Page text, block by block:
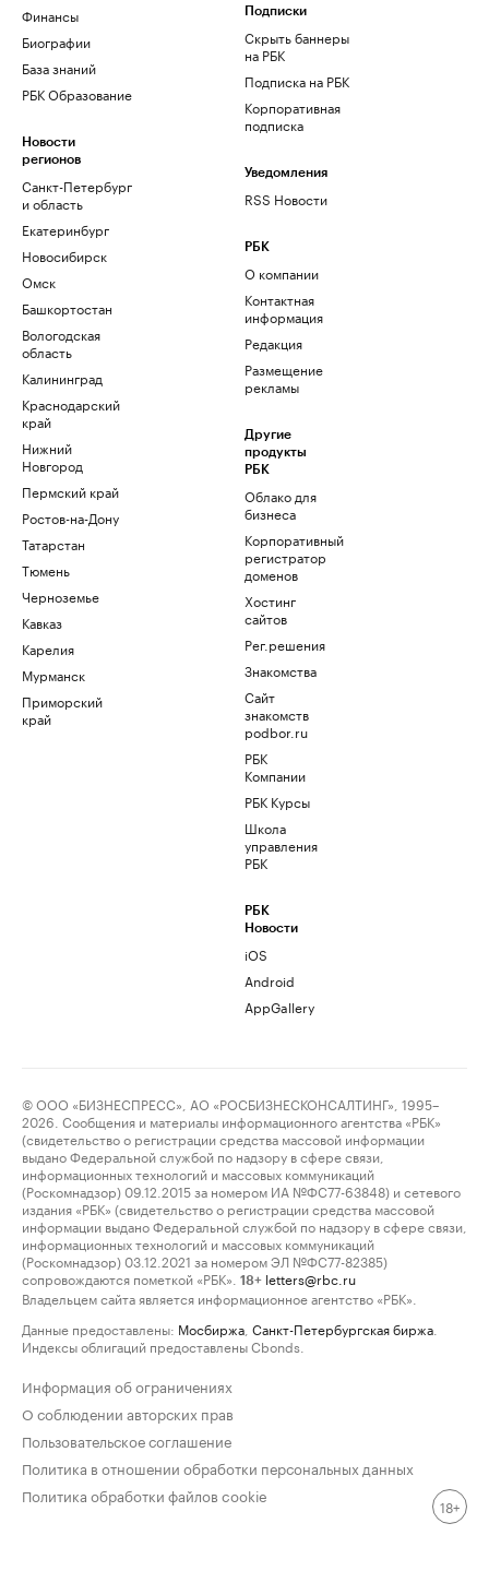
Финансы
Биографии
База знаний
РБК Образование
Новости
регионов
Санкт-Петербург
и область
Екатеринбург
Новосибирск
Омск
Башкортостан
Вологодская
область
Калининград
Краснодарский
край
Нижний
Новгород
Пермский край
Ростов-на-Дону
Татарстан
Тюмень
Черноземье
Кавказ
Карелия
Мурманск
Приморский
край
Подписки
Скрыть баннеры
на РБК
Подписка на РБК
Корпоративная
подписка
Уведомления
RSS Новости
РБК
О компании
Контактная
информация
Редакция
Размещение
рекламы
Другие
продукты
РБК
Облако для
бизнеса
Корпоративный
регистратор
доменов
Хостинг
сайтов
Рег.решения
Знакомства
Сайт
знакомств
podbor.ru
РБК
Компании
РБК Курсы
Школа
управления
РБК
РБК
Новости
iOS
Android
AppGallery
© ООО «БИЗНЕСПРЕСС», АО «РОСБИЗНЕСКОНСАЛТИНГ», 1995–
2026. Сообщения и материалы информационного агентства «РБК»
(свидетельство о регистрации средства массовой информации
выдано Федеральной службой по надзору в сфере связи,
информационных технологий и массовых коммуникаций
(Роскомнадзор) 09.12.2015 за номером ИА №ФС77-63848) и сетевого
издания «РБК» (свидетельство о регистрации средства массовой
информации выдано Федеральной службой по надзору в сфере связи,
информационных технологий и массовых коммуникаций
(Роскомнадзор) 03.12.2021 за номером ЭЛ №ФС77-82385)
сопровождаются пометкой «РБК».
18+ letters@rbc.ru
Владельцем сайта является информационное агентство «РБК».
Данные предоставлены: Мосбиржа Санкт-Петербургская биржа
Индексы облигаций предоставлены Cbonds.
Информация об ограничениях
О соблюдении авторских прав
Пользовательское соглашение
Политика в отношении обработки персональных данных
Политика обработки файлов cookie
18+